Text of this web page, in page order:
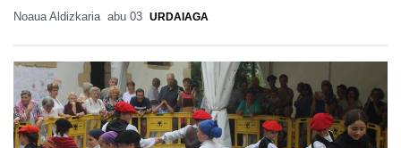
Noaua Aldizkaria abu 03 URDAIAGA